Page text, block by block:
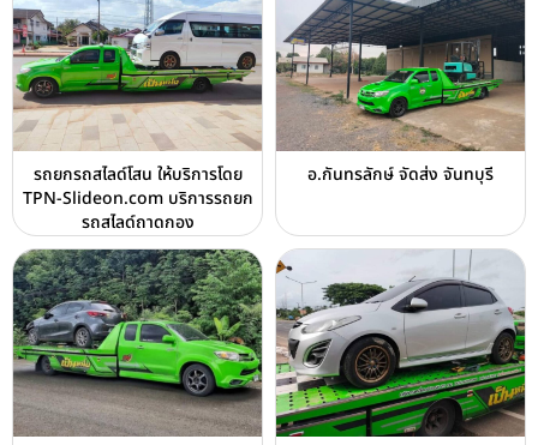
รถยกรถสไลด์โสน ให้บริการโดย
TPN-Slideon.com บริการรถยก
รถสไลด์ถาดกอง
อ.กันทรลักษ์ จัดส่ง จันทบุรี